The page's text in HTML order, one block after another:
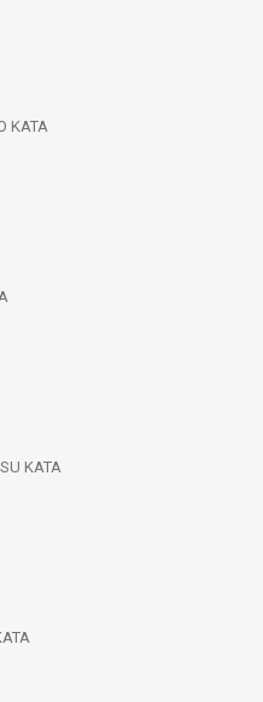
KATA
KATA